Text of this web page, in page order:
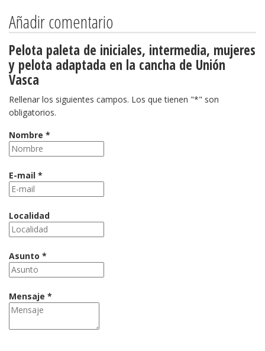
Añadir comentario
Pelota paleta de iniciales, intermedia, mujeres
y pelota adaptada en la cancha de Unión
Vasca
Rellenar los siguientes campos. Los que tienen "*" son
obligatorios.
Nombre *
E-mail *
Localidad
Asunto *
Mensaje *